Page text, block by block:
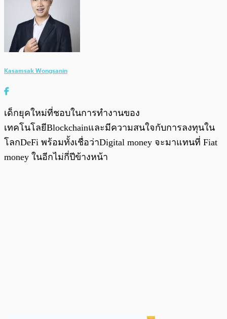
Kasamsak Wongsanin
เด็กยุคใหม่ที่ชอบในการทำงานของ
เทคโนโลยีBlockchainและมีความสนใจกับการลงทุนใน
โลกDeFi พร้อมทั้งเชื่อว่าDigital money จะมาแทนที่ Fiat
money ในอีกไม่กี่ปีข้างหน้า